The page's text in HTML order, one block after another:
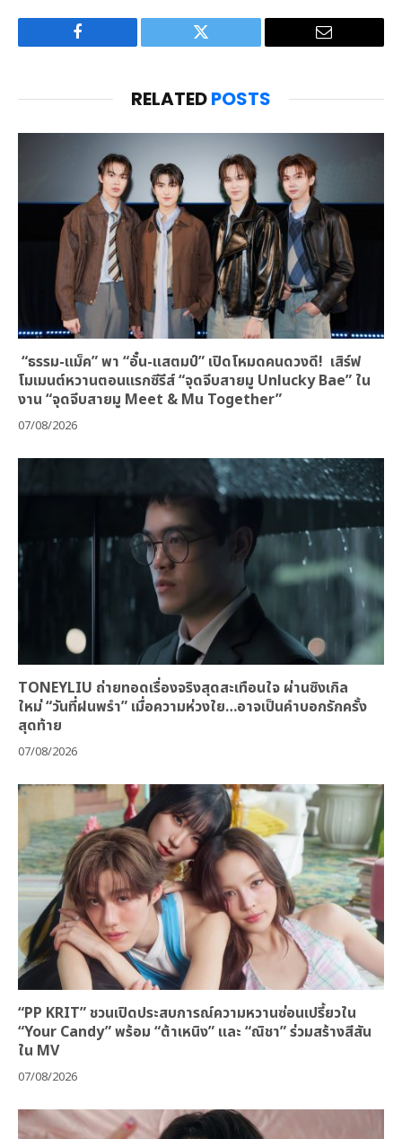
Facebook Twitter Email
RELATEDPOSTS
“ธรรม-แม็ค” พา “อั๋น-แสตมป์” เปิดโหมดคนดวงดี! เสิร์ฟ
โมเมนต์หวานตอนแรกซีรีส์ “จุดจีบสายมู Unlucky Bae” ใน
งาน “จุดจีบสายมู Meet & Mu Together”
07/08/2026
TONEYLIU ถ่ายทอดเรื่องจริงสุดสะเทือนใจ ผ่านซิงเกิล
ใหม่ “วันที่ฝนพรำ” เมื่อความห่วงใย…อาจเป็นคำบอกรักครั้ง
สุดท้าย
07/08/2026
“PP KRIT” ชวนเปิดประสบการณ์ความหวานซ่อนเปรี้ยวใน
“Your Candy” พร้อม “ต้าเหนิง” และ “ณิชา” ร่วมสร้างสีสัน
ใน MV
07/08/2026